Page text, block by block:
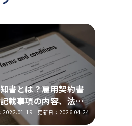
書とは？雇用契約書
載事項の内容、法改
ルを解説
2022.01.19 更新日：2026.04.24